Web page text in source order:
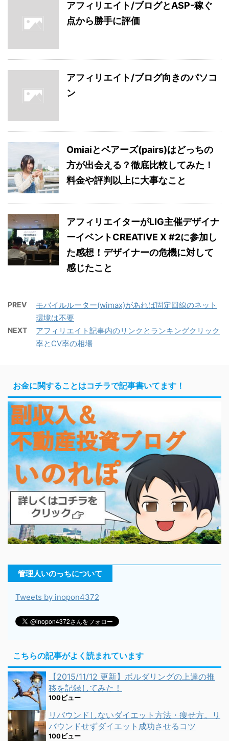
アフィリエイト/ブログとASP-稼ぐ
点から勝手に評価
アフィリエイト/ブログ向きのパソコ
ン
Omiaiとペアーズ(pairs)はどっちの
方が出会える？徹底比較してみた！
料金や評判以上に大事なこと
アフィリエイターがLIG主催デザイナ
ーイベントCREATIVE X #2に参加し
た感想！デザイナーの危機に対して
感じたこと
PREV
モバイルルーター(wimax)があれば固定回線のネット
環境は不要
NEXT
アフィリエイト記事内のリンクとランキングクリック
率とCV率の相場
お金に関することはコチラで記事書いてます！
管理人いのっちについて
Tweets by inopon4372
こちらの記事がよく読まれています
【2015/11/12 更新】ボルダリングの上達の推
移を記録してみた！
100ビュー
リバウンドしないダイエット方法・痩せ方。リ
バウンドせずダイエット成功させるコツ
100ビュー